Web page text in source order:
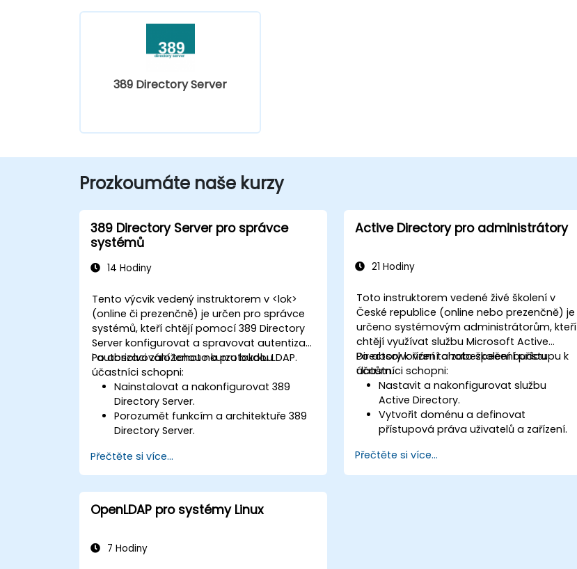
389 Directory Server
Prozkoumáte naše kurzy
389 Directory Server pro správce
systémů
14 Hodiny
Tento výcvik vedený instruktorem v <lok>
(online či prezenčně) je určen pro správce
systémů, kteří chtějí pomocí 389 Directory
Server konfigurovat a spravovat autentizaci
i autorizaci založenou na protokolu LDAP.
Po absolvování tohoto kurzu budou
účastníci schopni:
Nainstalovat a nakonfigurovat 389
Directory Server.
Porozumět funkcím a architektuře 389
Directory Server.
webového rozhraní i příkazové řádky.
Nastavit a monitorovat replikaci za
účelem zajištění vysoké dostupnosti a
vyrovnávání zátěže.
Spravovat autentizaci pomocí
lepší výkon.
Přečtěte si více...
Active Directory pro administrátory
21 Hodiny
Toto instruktorem vedené živé školení v
České republice (online nebo prezenčně) je
určeno systémovým administrátorům, kteří
chtějí využívat službu Microsoft Active
Directory k řízení a zabezpečení přístupu k
datům.
Po absolvování tohoto školení budou
účastníci schopni:
Nastavit a nakonfigurovat službu
Active Directory.
Vytvořit doménu a definovat
přístupová práva uživatelů a zařízení.
zásad skupiny (Group Policies).
Kontrolovat přístup k souborovým
Přečtěte si více...
OpenLDAP pro systémy Linux
7 Hodiny